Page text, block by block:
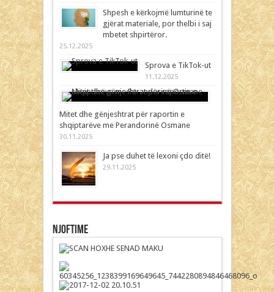
Shpesh e kërkojmë lumturinë te
gjërat materiale, por thelbi i saj
mbetet shpirtëror.
25.12.2025
Sprova e TikTok-ut
11.12.2025
Mitet dhe gënjeshtrat për raportin e
shqiptarëve me Perandorinë Osmane
30.11.2025
Ja pse duhet të lexoni çdo ditë!
29.11.2025
Njoftime